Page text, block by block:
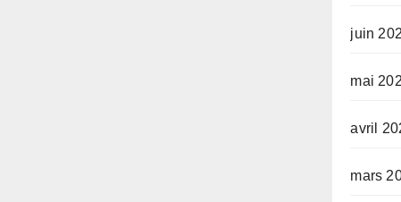
juin
mai
avril
mars